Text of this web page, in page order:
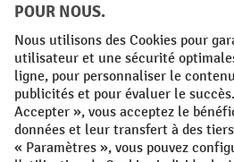
Informations
Service
Hotline de service